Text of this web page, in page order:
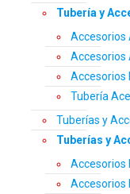
Tubería y
Accesorios
Accesorios
Accesorios
Tubería
Tuberías y
Tuberías y
Accesorios
Accesorios